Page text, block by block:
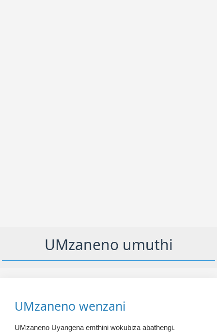
UMzaneno umuthi
UMzaneno wenzani
UMzaneno Uyangena emthini wokubiza abathengi.